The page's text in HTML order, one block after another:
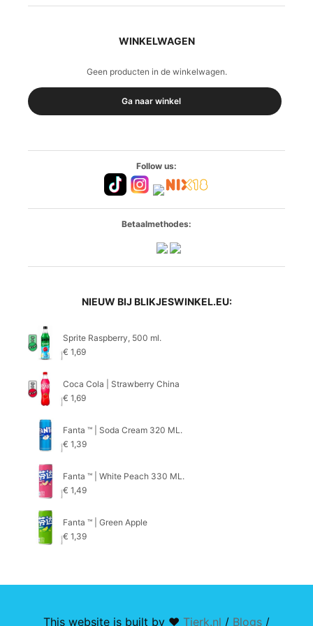
WINKELWAGEN
Geen producten in de winkelwagen.
Ga naar winkel
Follow us:
Betaalmethodes:
NIEUW BIJ BLIKJESWINKEL.EU:
Sprite Raspberry, 500 ml.
€ 1,69
Coca Cola | Strawberry China
€ 1,69
Fanta ™ | Soda Cream 320 ML.
€ 1,39
Fanta ™ | White Peach 330 ML.
€ 1,49
Fanta ™ | Green Apple
€ 1,39
This website is built by ♥ Tjerk.nl / Blogs /